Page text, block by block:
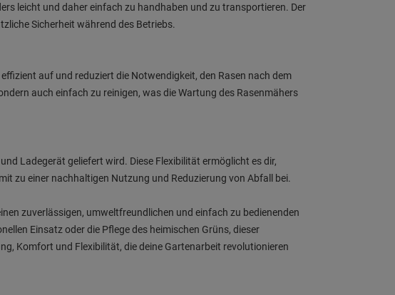
leicht und daher einfach zu handhaben und zu transportieren. Der
Sicherheit während des Betriebs.
auf und reduziert die Notwendigkeit, den Rasen nach dem
auch einfach zu reinigen, was die Wartung des Rasenmähers
Ladegerät geliefert wird. Diese Flexibilität ermöglicht es dir,
zu einer nachhaltigen Nutzung und Reduzierung von Abfall bei.
zuverlässigen, umweltfreundlichen und einfach zu bedienenden
Einsatz oder die Pflege des heimischen Grüns, dieser
Komfort und Flexibilität, die deine Gartenarbeit revolutionieren